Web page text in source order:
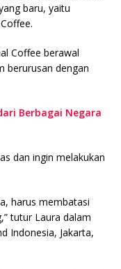
baru, yaitu
Coffee berawal
berurusan dengan
Berbagai Negara
dan ingin melakukan
harus membatasi
tutur Laura dalam
Indonesia, Jakarta,